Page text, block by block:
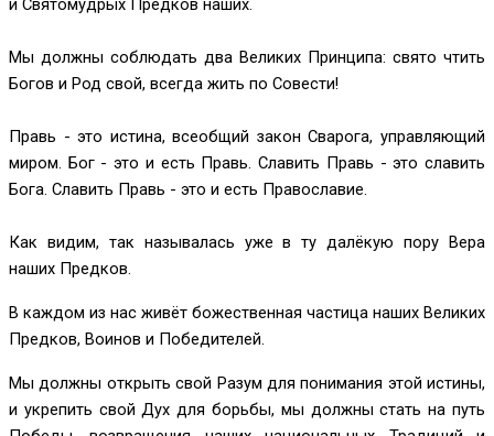
и Святомудрых Предков наших.
Мы должны соблюдать два Великих Принципа: свято чтить
Богов и Род свой, всегда жить по Совести!
Правь - это истина, всеобщий закон Сварога, управляющий
миром. Бог - это и есть Правь. Славить Правь - это славить
Бога. Славить Правь - это и есть Православие.
Как видим, так называлась уже в ту далёкую пору Вера
наших Предков.
В каждом из нас живёт божественная частица наших Великих
Предков, Воинов и Победителей.
Мы должны открыть свой Разум для понимания этой истины,
и укрепить свой Дух для борьбы, мы должны стать на путь